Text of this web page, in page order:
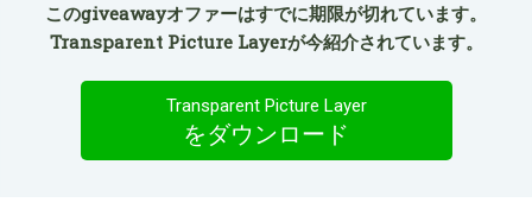
このgiveawayオファーはすでに期限が切れています。
Transparent Picture Layerが今紹介されています。
Transparent Picture Layer
をダウンロード